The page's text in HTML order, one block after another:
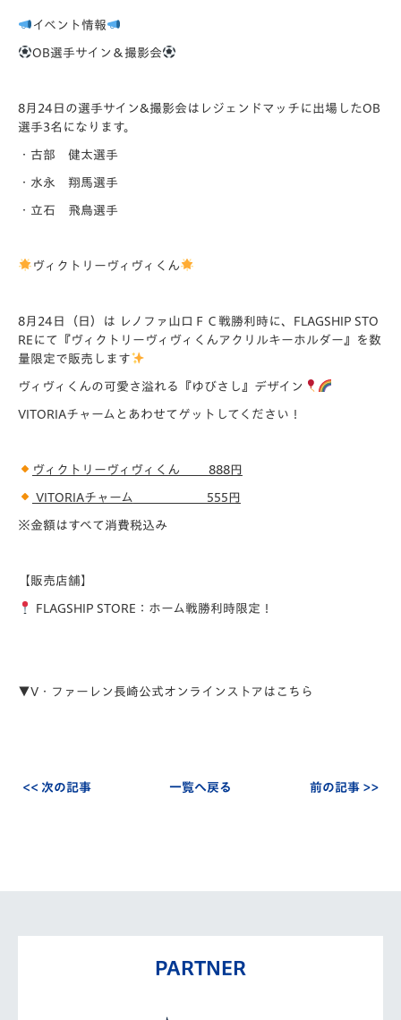
イベント情報
OB選手サイン＆撮影会
8月24日の選手サイン&撮影会はレジェンドマッチに出場したOB
選手3名になります。
・古部 健太選手
・水永 翔馬選手
・立石 飛鳥選手
ヴィクトリーヴィヴィくん
8月24日（日）は レノファ山口ＦＣ戦勝利時に、FLAGSHIP STO
REにて『ヴィクトリーヴィヴィくんアクリルキーホルダー』を数
量限定で販売します
ヴィヴィくんの可愛さ溢れる『ゆびさし』デザイン
VITORIAチャームとあわせてゲットしてください！
ヴィクトリーヴィヴィくん 888円
VITORIAチャーム 555円
※金額はすべて消費税込み
【販売店舗】
FLAGSHIP STORE：ホーム戦勝利時限定！
▼V・ファーレン長崎公式オンラインストアはこちら
<< 次の記事 一覧へ戻る 前の記事 >>
PARTNER